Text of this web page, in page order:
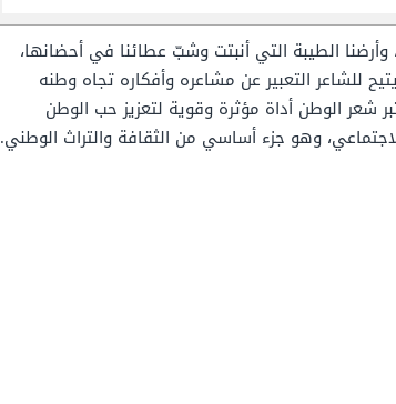
الطيبة التي أنبتت وشبّ عطائنا في أحضانها،
للشاعر التعبير عن مشاعره وأفكاره تجاه وطنه
شعر الوطن أداة مؤثرة وقوية لتعزيز حب الوطن
وهو جزء أساسي من الثقافة والتراث الوطني.